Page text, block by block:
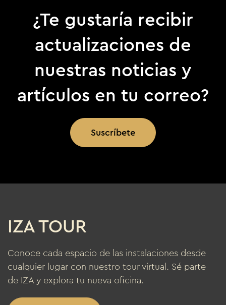
¿Te gustaría recibir
actualizaciones de
nuestras noticias y
artículos en tu correo?
Suscríbete
IZA TOUR
Conoce cada espacio de las instalaciones desde
cualquier lugar con nuestro tour virtual. Sé parte
de IZA y explora tu nueva oficina.